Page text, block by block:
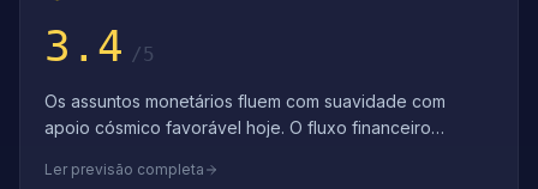
3.4 /5
Os assuntos monetários fluem com suavidade com
apoio cósmico favorável hoje. O fluxo financeiro
Ler previsão completa